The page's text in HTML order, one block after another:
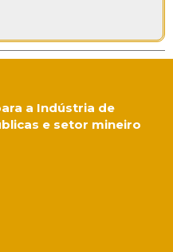
a Indústria de
e setor mineiro